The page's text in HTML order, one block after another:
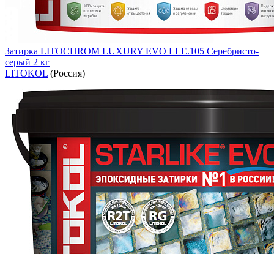
Затирка LITOCHROM LUXURY EVO LLE.105 Серебристо-
серый 2 кг
LITOKOL (Россия)